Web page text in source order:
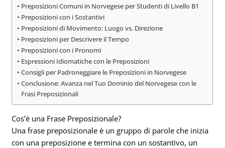
Preposizioni Comuni in Norvegese per Studenti di Livello B1
Preposizioni con i Sostantivi
Preposizioni di Movimento: Luogo vs. Direzione
Preposizioni per Descrivere il Tempo
Preposizioni con i Pronomi
Espressioni Idiomatiche con le Preposizioni
Consigli per Padroneggiare le Preposizioni in Norvegese
Conclusione: Avanza nel Tuo Dominio del Norvegese con le
Frasi Preposizionali
Cos’è una Frase Preposizionale?
Una frase preposizionale è un gruppo di parole che inizia
con una preposizione e termina con un sostantivo, un